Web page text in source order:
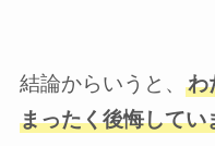
結論からいうと、 わ
まったく後悔してい